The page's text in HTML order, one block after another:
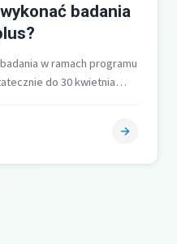
badania
w ramach programu
do 30 kwietnia